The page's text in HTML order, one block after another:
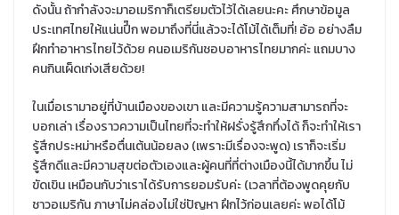
ดังนั้น ถ้ากำลังจะมาอเมริกาก็เตรียมตัวไว้ได้เลยนะคะ ศึกษาข้อมูล
ประเทศไทยให้แน่นปึ๊ก พอมาถึงที่นี่แล้วจะได้โม้ได้เต็มที่! อ้อ อย่างลืม
ฝึกทำอาหารไทยไว้ด้วย คนอเมริกันชอบอาหารไทยมากค่ะ แถมบาง
คนกินเผ็ดเก่งเสียด้วย!
ในเมื่อเรามาอยู่ที่บ้านเมืองของเขา และมีความรู้ความสามารถที่จะ
บอกเล่า เรื่องราวความเป็นไทยที่จะทำให้ฝรั่งรู้สึกทึ่งได้ ก็จะทำให้เรา
รู้สึกประหม่าหรือตื่นเต้นน้อยลง (เพราะมีเรื่องจะพูด) เราก็จะเริ่ม
รู้สึกดีและมีความสุขต่อตัวเองและผู้คนที่ที่ต่างเมืองนี้ได้มากขึ้น ไม่
ขัดเขิน เหมือนกับว่าเราได้รับการยอมรับค่ะ (เวลาที่ต้องพูดคุยกับ
ชาวอเมริกัน ภาษาไม่คล่องไม่ใช่ปัญหา ฝึกไว้ก่อนเลยค่ะ พอได้โม้